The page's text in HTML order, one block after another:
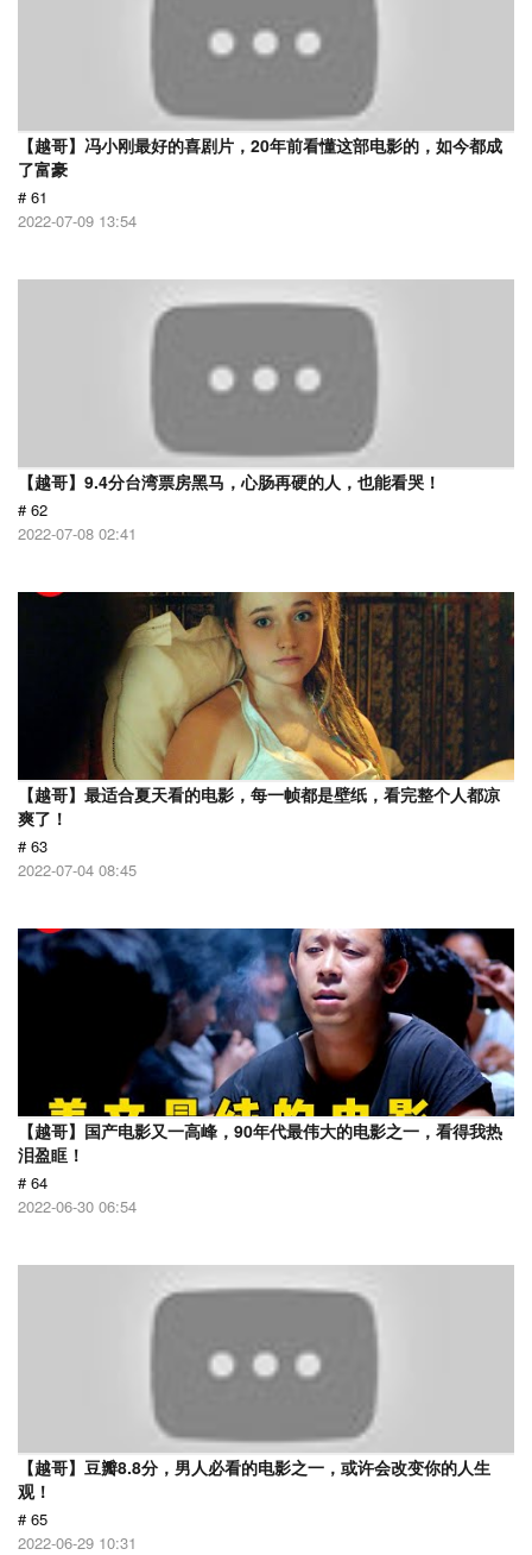
【越哥】冯小刚最好的喜剧片，20年前看懂这部电影的，如今都成
了富豪
# 61
2022-07-09 13:54
【越哥】9.4分台湾票房黑马，心肠再硬的人，也能看哭！
# 62
2022-07-08 02:41
【越哥】最适合夏天看的电影，每一帧都是壁纸，看完整个人都凉
爽了！
# 63
2022-07-04 08:45
【越哥】国产电影又一高峰，90年代最伟大的电影之一，看得我热
泪盈眶！
# 64
2022-06-30 06:54
【越哥】豆瓣8.8分，男人必看的电影之一，或许会改变你的人生
观！
# 65
2022-06-29 10:31